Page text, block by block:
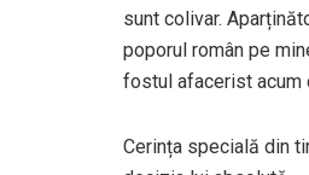
sunt colivar.
poporul român pe
fostul afacerist acum
Cerința specială din